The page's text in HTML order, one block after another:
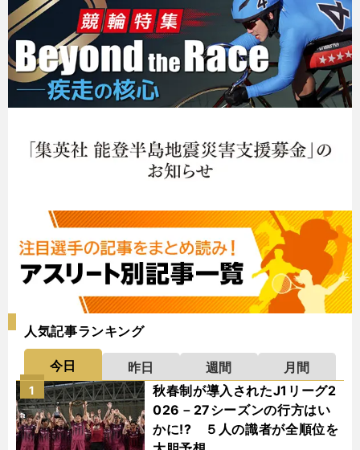
人気記事ランキング
今日 昨日 週間
月間
秋春制が導入されたJ1リーグ2
026－27シーズンの行方はい
かに!? ５人の識者が全順位を
1